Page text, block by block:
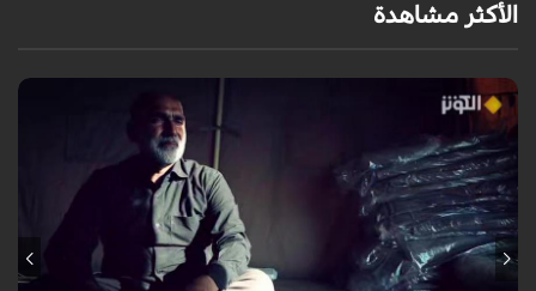
الأكثر مشاهدة
يروي عددٌ من الزائرين مشاعر الشوق التي لازمتهم لسنوات وهم يتمنون زيارة
الإمام الحسين عليه السلام، مؤكدين أن العقبات المادية والظروف الشخصية لم